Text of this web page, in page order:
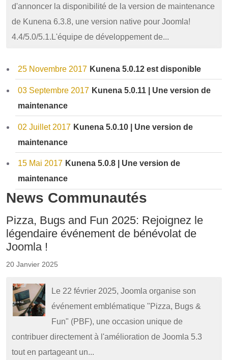
d'annoncer la disponibilité de la version de maintenance
de Kunena 6.3.8, une version native pour Joomla!
4.4/5.0/5.1.L'équipe de développement de...
25 Novembre 2017 Kunena 5.0.12 est disponible
03 Septembre 2017 Kunena 5.0.11 | Une version de
maintenance
02 Juillet 2017 Kunena 5.0.10 | Une version de
maintenance
15 Mai 2017 Kunena 5.0.8 | Une version de
maintenance
News Communautés
Pizza, Bugs and Fun 2025: Rejoignez le
légendaire événement de bénévolat de
Joomla !
20 Janvier 2025
Le 22 février 2025, Joomla organise son
événement emblématique "Pizza, Bugs &
Fun" (PBF), une occasion unique de
contribuer directement à l'amélioration de Joomla 5.3
tout en partageant un...